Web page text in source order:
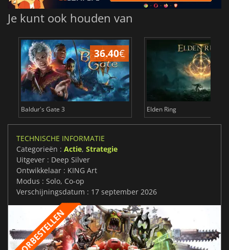
Je kunt ook houden van
36.40€
Baldur's Gate 3 Elden Ring
TECHNISCHE INFORMATIE
Categorieën : Actie, Strategie
Uitgever : Deep Silver
Ontwikkelaar : KING Art
Modus : Solo, Co-op
Verschijningsdatum : 17 september 2026